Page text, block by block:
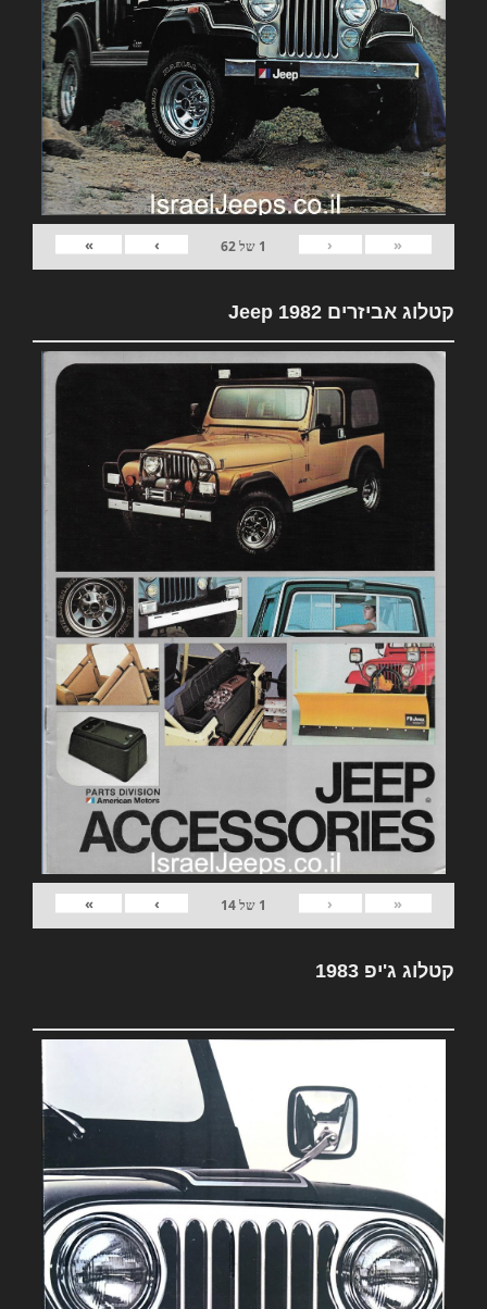
«
‹
1 של62
›
»
קטלוג אביזרים 1982 Jeep
«
‹
1 של14
›
»
קטלוג ג'יפ 1983